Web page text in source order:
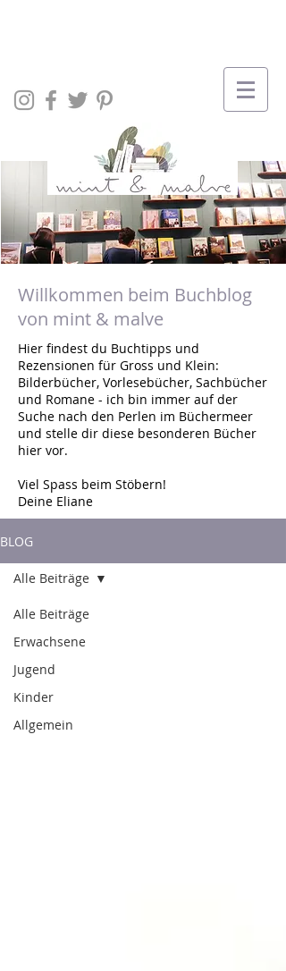
Willkommen beim Buchblog
von mint & malve
Hier findest du Buchtipps und
Rezensionen für Gross und Klein:
Bilderbücher, Vorlesebücher, Sachbücher
und Romane - ich bin immer auf der
Suche nach den Perlen im Büchermeer
und stelle dir diese besonderen Bücher
hier vor.
Viel Spass beim Stöbern!
Deine Eliane
BLOG
Alle Beiträge
Erwachsene
Jugend
Kinder
Allgemein
Alle Beiträge